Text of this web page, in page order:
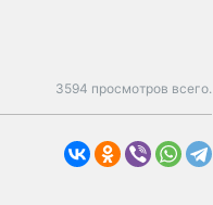
3594 просмотров всего.